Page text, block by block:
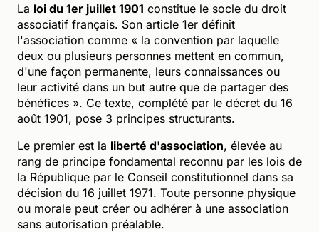
La loi du 1er juillet 1901 constitue le socle du droit
associatif français. Son article 1er définit
l'association comme « la convention par laquelle
deux ou plusieurs personnes mettent en commun,
d'une façon permanente, leurs connaissances ou
leur activité dans un but autre que de partager des
bénéfices ». Ce texte, complété par le décret du 16
août 1901, pose 3 principes structurants.
Le premier est la liberté d'association, élevée au
rang de principe fondamental reconnu par les lois de
la République par le Conseil constitutionnel dans sa
décision du 16 juillet 1971. Toute personne physique
ou morale peut créer ou adhérer à une association
sans autorisation préalable.